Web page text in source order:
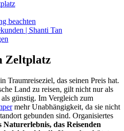
beachten
| Shanti Tan
Zeltplatz
Traumreiseziel, das seinen Preis hat.
Land zu reisen, gilt nicht nur als
günstig. Im Vergleich zum
mehr Unabhängigkeit, da sie nicht
gebunden sind. Organisiertes
Naturerlebnis, das Reisenden